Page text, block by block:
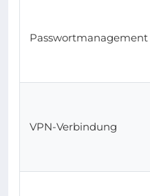
Passwortmanagement
VPN-Verbindung